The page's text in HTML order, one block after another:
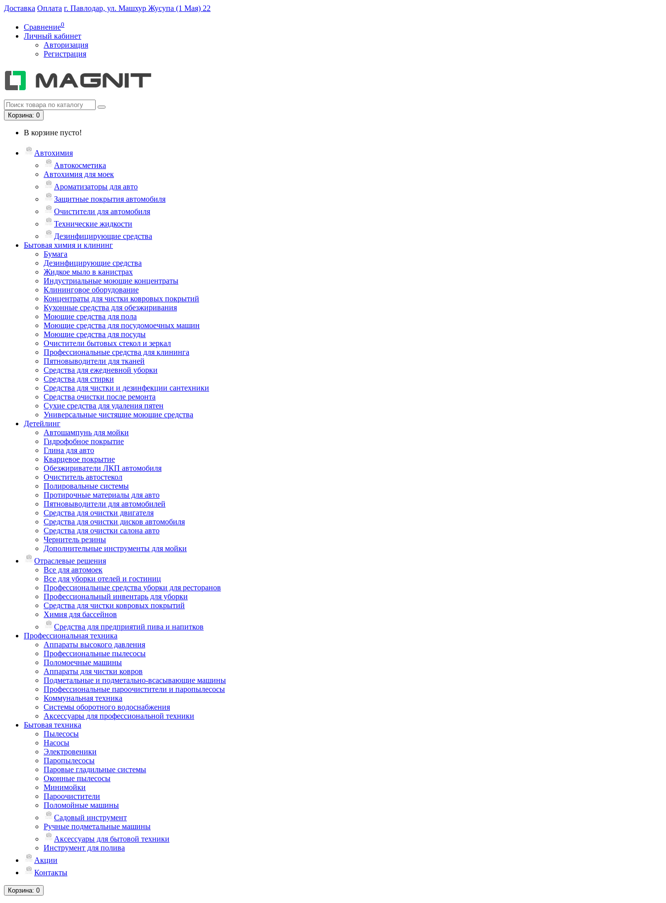
Доставка Оплата г. Павлодар, ул. Машхур Жусупа (1 Мая) 22
Сравнение0
Личный кабинет
Авторизация
Регистрация
Корзина: 0
В корзине пусто!
Автохимия
Автокосметика
Автохимия для моек
Ароматизаторы для авто
Защитные покрытия автомобиля
Очистители для автомобиля
Технические жидкости
Дезинфицирующие средства
Бытовая химия и клининг
Бумага
Дезинфицирующие средства
Жидкое мыло в канистрах
Индустриальные моющие концентраты
Клининговое оборудование
Концентраты для чистки ковровых покрытий
Кухонные средства для обезжиривания
Моющие средства для пола
Моющие средства для посудомоечных машин
Моющие средства для посуды
Очистители бытовых стекол и зеркал
Профессиональные средства для клининга
Пятновыводители для тканей
Средства для ежедневной уборки
Средства для стирки
Средства для чистки и дезинфекции сантехники
Средства очистки после ремонта
Сухие средства для удаления пятен
Универсальные чистящие моющие средства
Детейлинг
Автошампунь для мойки
Гидрофобное покрытие
Глина для авто
Кварцевое покрытие
Обезжириватели ЛКП автомобиля
Очиститель автостекол
Полировальные системы
Протирочные материалы для авто
Пятновыводители для автомобилей
Средства для очистки двигателя
Средства для очистки дисков автомобиля
Средства для очистки салона авто
Чернитель резины
Дополнительные инструменты для мойки
Отраслевые решения
Все для автомоек
Все для уборки отелей и гостиниц
Профессиональные средства уборки для ресторанов
Профессиональный инвентарь для уборки
Средства для чистки ковровых покрытий
Химия для бассейнов
Cредства для предприятий пива и напитков
Профессиональная техника
Аппараты высокого давления
Профессиональные пылесосы
Поломоечные машины
Аппараты для чистки ковров
Подметальные и подметально-всасывающие машины
Профессиональные пароочистители и паропылесосы
Коммунальная техника
Системы оборотного водоснабжения
Аксессуары для профессиональной техники
Бытовая техника
Пылесосы
Насосы
Электровеники
Паропылесосы
Паровые гладильные системы
Оконные пылесосы
Минимойки
Пароочистители
Поломойные машины
Садовый инструмент
Ручные подметальные машины
Аксессуары для бытовой техники
Инструмент для полива
Акции
Контакты
Корзина: 0